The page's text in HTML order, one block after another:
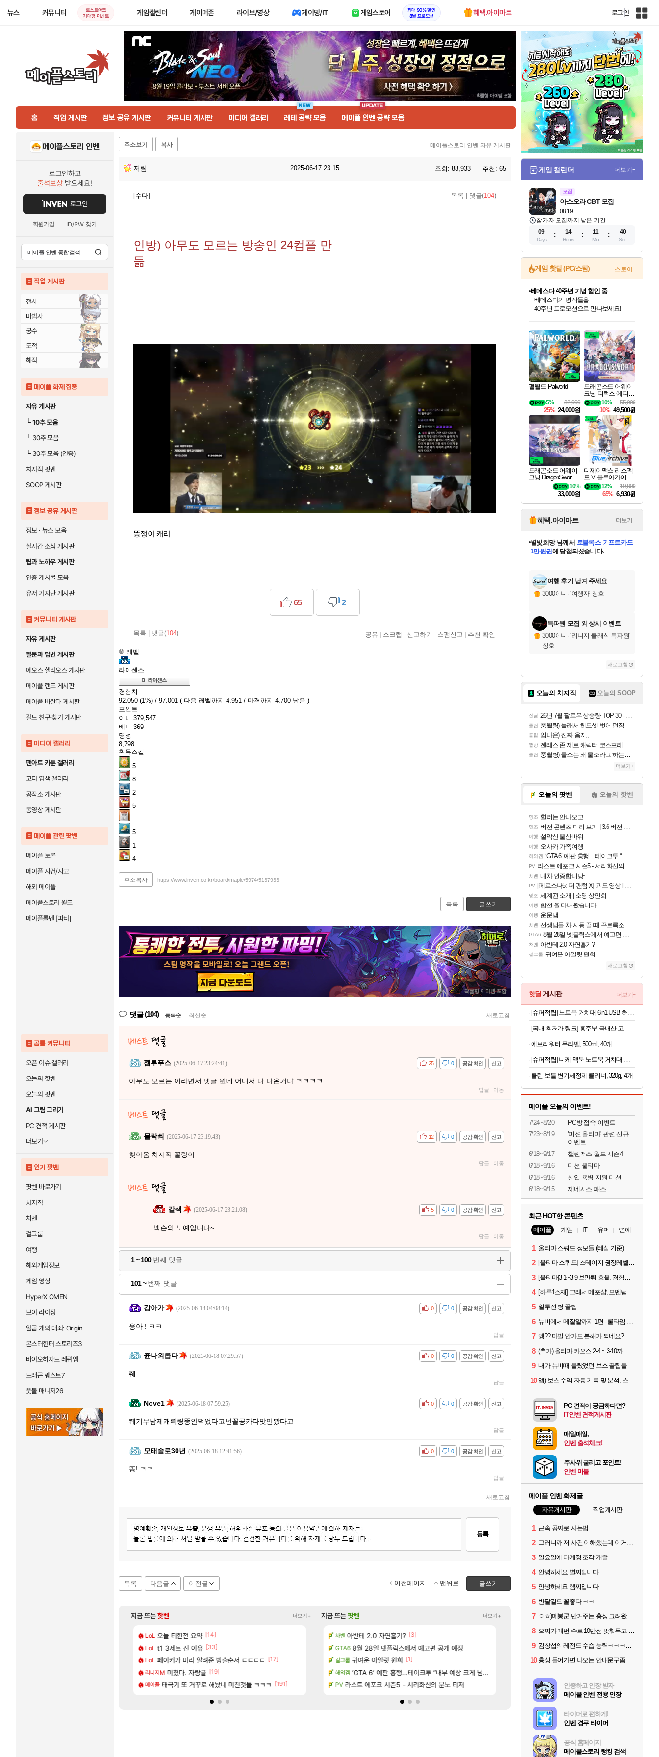
뉴스 커뮤니티
로스트아크
기대평 이벤트
게임캘린더 게이머존 라이브/영상 게이밍/IT 게임스토어
최대 90% 할인
8월 프로모션
혜택.아이마트 로그인
인
전
체
사
이
홈 직업 게시판 정보 공유 게시판 커뮤니티 게시판 미디어 갤러리 레테 공략 모음 메이플 인벤 공략 모음
메이플스토리 인벤
로그인하고
출석보상 받으세요!
로그인
회원가입 ID/PW 찾기
직업 게시판
전사
마법사
궁수
도적
해적
메이플 화제 집중
자유 게시판
└10추 모음
└30추 모음
└30추 모음 (인증)
치지직 팟벤
SOOP 게시판
정보 공유 게시판
정보 · 뉴스 모음
실시간 소식 게시판
팁과 노하우 게시판
인증 게시물 모음
유저 기자단 게시판
커뮤니티 게시판
자유 게시판
질문과 답변 게시판
에오스 핼리오스 게시판
메이플 랜드 게시판
메이플 바란다 게시판
길드 친구 찾기 게시판
미디어 갤러리
팬아트 카툰 갤러리
코디 염색 갤러리
공작소 게시판
동영상 게시판
메이플 관련 팟벤
메이플 토론
메이플 사건/사고
해외 메이플
메이플스토리 월드
메이플롤벤 [파티]
공통 커뮤니티
오픈 이슈 갤러리
오늘의 핫벤
오늘의 팟벤
AI 그림 그리기
PC 견적 게시판
더보기
인기 팟벤
팟벤 바로가기
치지직
차벤
걸그룹
여행
해외게임정보
게임 영상
HyperX OMEN
브이 라이징
일곱 개의 대죄: Origin
몬스터헌터 스토리즈3
바이오하자드 레퀴엠
드래곤 퀘스트7
풋볼 매니저26
주소보기 복사 메이플스토리 인벤 자유 게시판
저림 2025-06-17 23:15 조회: 88,933 추천: 65
[수다] 목록 댓글(104)
인방) 아무도 모르는 방송인 24컴플 만
듦
똥쟁이 캐리
목록 댓글(104)
65 2
공유 스크랩 신고하기 스팸신고 추천 확인
레벨
라이센스
경험치
92,050 (1%) / 97,001 ( 다음 레벨까지 4,951 / 마격까지 4,700 남음 )
포인트
이니 379,547
베니 369
명성
8,798
획득스킬
5
8
2
5
5
1
4
주소복사 https://www.inven.co.kr/board/maple/5974/5137933
목록 글쓰기
댓글(104) 등록순 최신순 새로고침
젬루푸스 (2025-06-17 23:24:41) 신고
공감 확인
비공감 0
25
아무도 모르는 이라면서 댓글 뭔데 어디서 다 나온거냐 ㅋㅋㅋㅋ
답글 이동
믈락씌 (2025-06-17 23:19:43) 신고
공감 확인
비공감 0
12
찾아옴 치지직 꼴랑이
답글 이동
갈색 (2025-06-17 23:21:08) 신고
공감 확인
비공감 0
5
넥슨의 노예입니다~
답글 이동
1 ~ 100번째 댓글
101 ~번째 댓글
강아가 (2025-06-18 04:08:14) 신고
공감 확인
비공감 0
0
응아 ! ㅋㅋ
답글
쥰나외롭다 (2025-06-18 07:29:57) 신고
공감 확인
비공감 0
0
쮀
답글
Nove1 (2025-06-18 07:59:25) 신고
공감 확인
비공감 0
0
쮀기무남제캐뤼링똥안먹었다고넌꼴공카다맛만봤다고
답글
모태솔로30년 (2025-06-18 12:41:56) 신고
공감 확인
비공감 0
0
똥! ㅋㅋ
답글
새로고침
등록
목록 다음글 이전글 글쓰기
이전페이지 맨위로
지금 뜨는핫벤 더보기+
LoL 오늘 티한전 요약 [14]
LoL t1 3세트 진 이유 [33]
LoL 페이커가 미리 알려준 방출순서 ㄷㄷㄷㄷ
[17]
리니지M 미쳤다. 자랑글 [19]
메이플 태극기 또 거꾸로 해놨네 미친것들 ㅋㅋㅋ [191]
리니지M 패스 세계수뽑기 최고네..ㄷㄷ
오버워치 디몬 스킬들 디테일 수치 풀림 [5]
검은사막 강 재련석 스펙 떴다
[13]
리니지M 방금 직접찍은건데
[26]
LoL 실시간 응갤 반응.jpg [4]
ㅅㅂ츄츄지지 인기캐릭터 왜이러는데?
[103]
노진구: 전 국민한테 10만원씩 줄거야.gif
트리플에스 김채연 고화질 [8]
디아4 친구(회원)의 아내가 매우 좋지않은 상황입니다. 국민청원동의를 부탁드립니다.(췌장암 신약)
제논 윗잠 공 36퍼 팝니다 [116]
지금 뜨는팟벤 더보기+
섭컬겜 포트나이트에서 명일방주 엔드필드 [펠리카] 판매 예정
명조 버전 콘텐츠 미리 보기 | 3.6 버전 「신기루 속 등불 그림자, 속세에 깃든 검의 결심」이 8월 20일에 업데이트됩니다!
명조 [명조 | 도미노피자 콜라보] 예고
명조 6개월 기다렸다… 드디어 도착한 치사 메신저백! 실물 후기
여행 제주도 아이들과 다녀왔습니다.
차벤 아반테 2.0 자연흡기? [3]
GTA6 8월 28일 넷플릭스에서 예고편 공개 예정
걸그룹 귀여운 아일릿 원희 [1]
해외겜 ‘GTA 6’ 예판 흥행…테이크투 “내부 예상 크게 넘어”
PV 라스트 에포크 시즌5 - 서리화신의 분노 티저
[페르소나5: 더 팬텀 X] 괴도 영상 l 타카마키 안·댄싱 스
1세대 K7 3.5NA인데 LF쏘나타 2.0NA 기변하면 유류비 절약이 얼마나 될까
선생님들 차 시동 끌 때 꾸르륵소리나는데
여행 설악산 울산바위
60프레임 나오는데 정상일까요?
게임 캘린더 더보기+
모집
08.19
아스오라 CBT 모집
참가자 모집까지 남은 기간
09
Days
14
Hours
11
Min
38
Sec
게임 핫딜 (PC/스팀) 스토어+
최대 90% 할인가를 만나보세요!
네이버혜택과 함께 만나보세요!
50%할인&추가 적립까지!
네이버 포인트 혜택까지!
이니&베니 혜택까지!
네이버 혜택가와 함께 예약하세요!
할인&네이버혜택으로 만나보세요!
네이버페이 혜택과 만나보세요!
베데스다 40주년 기념 할인 중!
베데스다의 명작들을
40주년 프로모션으로 만나보세요!
할인가에 만나보세요!
일부 에디션 상시 할인!
혜택으로 예약 판매 중
편안하게 충전하세요
팰월드 Palworld
32,000
5%
25% 24,000원
드래곤소드 어웨이
크닝 디럭스 에디션
DragonSword Awake
ning Deluxe Edition
55,000
10%
10% 49,500원
드래곤소드 어웨이
크닝 DragonSword A
10%
33,000원
디제이맥스 리스펙
트 V 블루아카이브
팩 DJMAX RESPE
CT V Blue Archive P
ack DLC
19,800
12%
65% 6,930원
혜택.아이마트 더보기+
교환.
당첨되셨습니다.
당첨되셨습니다.
당첨되셨습니다.
별빛희망님께서 로블록스 기프트카드
1만원권에 당첨되셨습니다.
당첨되셨습니다.
당첨되셨습니다.
당첨되셨습니다.
당첨되셨습니다.
에디션 (스팀코드) 를 교환.
당첨되셨습니다.
여행 후기 남겨 주세요!
3000이니 ·'여행자' 칭호
특파원 모집 외 상시 이벤트
3000이니 ·'리니지 클래식 특파원'
칭호
새로고침
오늘의 치지직 오늘의 SOOP
잡담 26년 7월 팔로우 상승량 TOP 30 - 월간 치지직
클립 풍월량) 놀래서 헤드셋 벗어 던짐
클립 임나은) 진짜 음지;;
짤방 젠레스 존 제로 캐릭터 코스프레한 꽁주
클립 풍월량) 물소는 왜 물소라고 하는거야? 아! 그만 ㅋㅋ 알았어 ㅋㅋ
더보기+
오늘의 팟벤 오늘의 핫벤
명조 힐러는 안나오고
명조 버전 콘텐츠 미리 보기 | 3.6 버전 「신기루 속 등불 그림자, 속세에 깃든 검의 결심」이 8월 20일에 업데이트됩니다!
여행 설악산 울산바위
여행 오사카 가족여행
해외겜 ‘GTA 6’ 예판 흥행…테이크투 “내부 예상 크게 넘어”
PV 라스트 에포크 시즌5 - 서리화신의 분노 티저
차벤 내차 인증합니당~
PV [페르소나5: 더 팬텀 X] 괴도 영상 l 타카마키 안·댄싱 스타
명조 세계관 소개 | 소명 상인회
여행 합천 을 다녀왔습니다
여행 운문댐
차벤 선생님들 차 시동 끌 때 꾸르륵소리나는데
GTA6 8월 28일 넷플릭스에서 예고편 공개 예정
차벤 아반테 2.0 자연흡기?
걸그룹 귀여운 아일릿 원희
새로고침
핫딜 게시판 더보기+
에브리워터 무라벨, 500ml, 40개
클린 보틀 변기세정제 클리너, 320g, 4개
메이플 오늘의 이벤트!
7/24~8/20
PC방 접속 이벤트
7/23~8/19
'미션 울티마' 관련 신규
이벤트
6/18~9/17
챌린저스 월드 시즌4
6/18~9/16
미션 울티마
6/18~9/16
신입 용병 지원 미션
6/18~9/15
제네시스 패스
최근 HOT한 콘텐츠
메이플 게임 IT 유머 연예
1 울티마 스쿼드 정보들 (테섭 기준)
2 [울티마 스쿼드] 스테이지 권장레벨, 잠재옵션표, 스킬퍼뎀, 장비 리스트 및 능력치 공유
3 [울티마]3-1~3-9 보만튀 효율, 경험치 공략 및 소소한 컨트롤 팁
4 [하루1소재] 그래서 메포샵, 모멘텀 효율 얼마나 좋음?
5 일루전 링 꿀팁
6 뉴비에서 메잘알까지 1편 - 쿨타임 시스템
7 엥?? 마빌 안가도 분해가 되네요?
8 (추가) 울티마 카오스 2-4 ~ 3-10까지 공략 스펙 및 팁 공유
9 내가 뉴비때 몰랐었던 보스 꿀팁들
10 앱) 보스 수익 자동 기록 및 분석, 스케줄러 알림
PC 견적이 궁금하다면?
IT인벤 견적게시판
매일매일,
인벤 출석체크!
주사위 굴리고 포인트!
인벤 마블
메이플 인벤 화제글
자유게시판 직업게시판
1 근속 공짜로 사는법
2 그러니까 저 사건 이해했는데 이거지?
3 일요일에 다계정 조각 개꿀
4 안녕하세요 별찌입니다.
5 안녕하세요 햄찌입니다
6 반달길드 꼴좋다 ㅋㅋ
7 ㅇㅎ)메붕쿤 반겨주는 흉성 그려왔어요
8 으찌가 매번 수로 10만점 맞춰두고 1분 이상 손놓고 기다렸을거 생각하니 대단함
9 김창섭의 레전드 수습 능력ㅋㅋㅋㅋㅋㅋ
10 흉성 들어가면 나오는 안내문구좀 없애라
인증하고 인장 받자
메이플 인벤 전용 인장
타이머로 편하게!
인벤 경쿠 타이머
공식 홈페이지
메이플스토리 랭킹 검색